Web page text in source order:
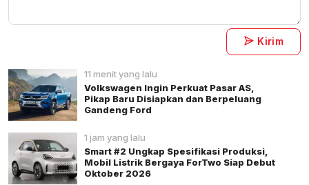
Kirim
11 menit yang lalu
Volkswagen Ingin Perkuat Pasar AS,
Pikap Baru Disiapkan dan Berpeluang
Gandeng Ford
1 jam yang lalu
Smart #2 Ungkap Spesifikasi Produksi,
Mobil Listrik Bergaya ForTwo Siap Debut
Oktober 2026